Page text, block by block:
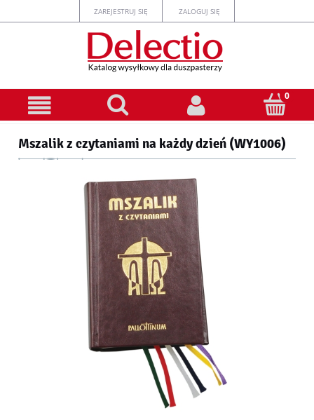
ZAREJESTRUJ SIĘ ZALOGUJ SIĘ
Mszalik z czytaniami na każdy dzień (WY1006)